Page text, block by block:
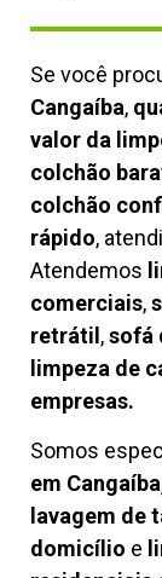
Se você
Cangaíba,
valor da
colchão
colchão
rápido,
Atendemos
comerciais,
retrátil,sofá
limpeza de
empresas.
Somos
em
lavagem de
domicílio e